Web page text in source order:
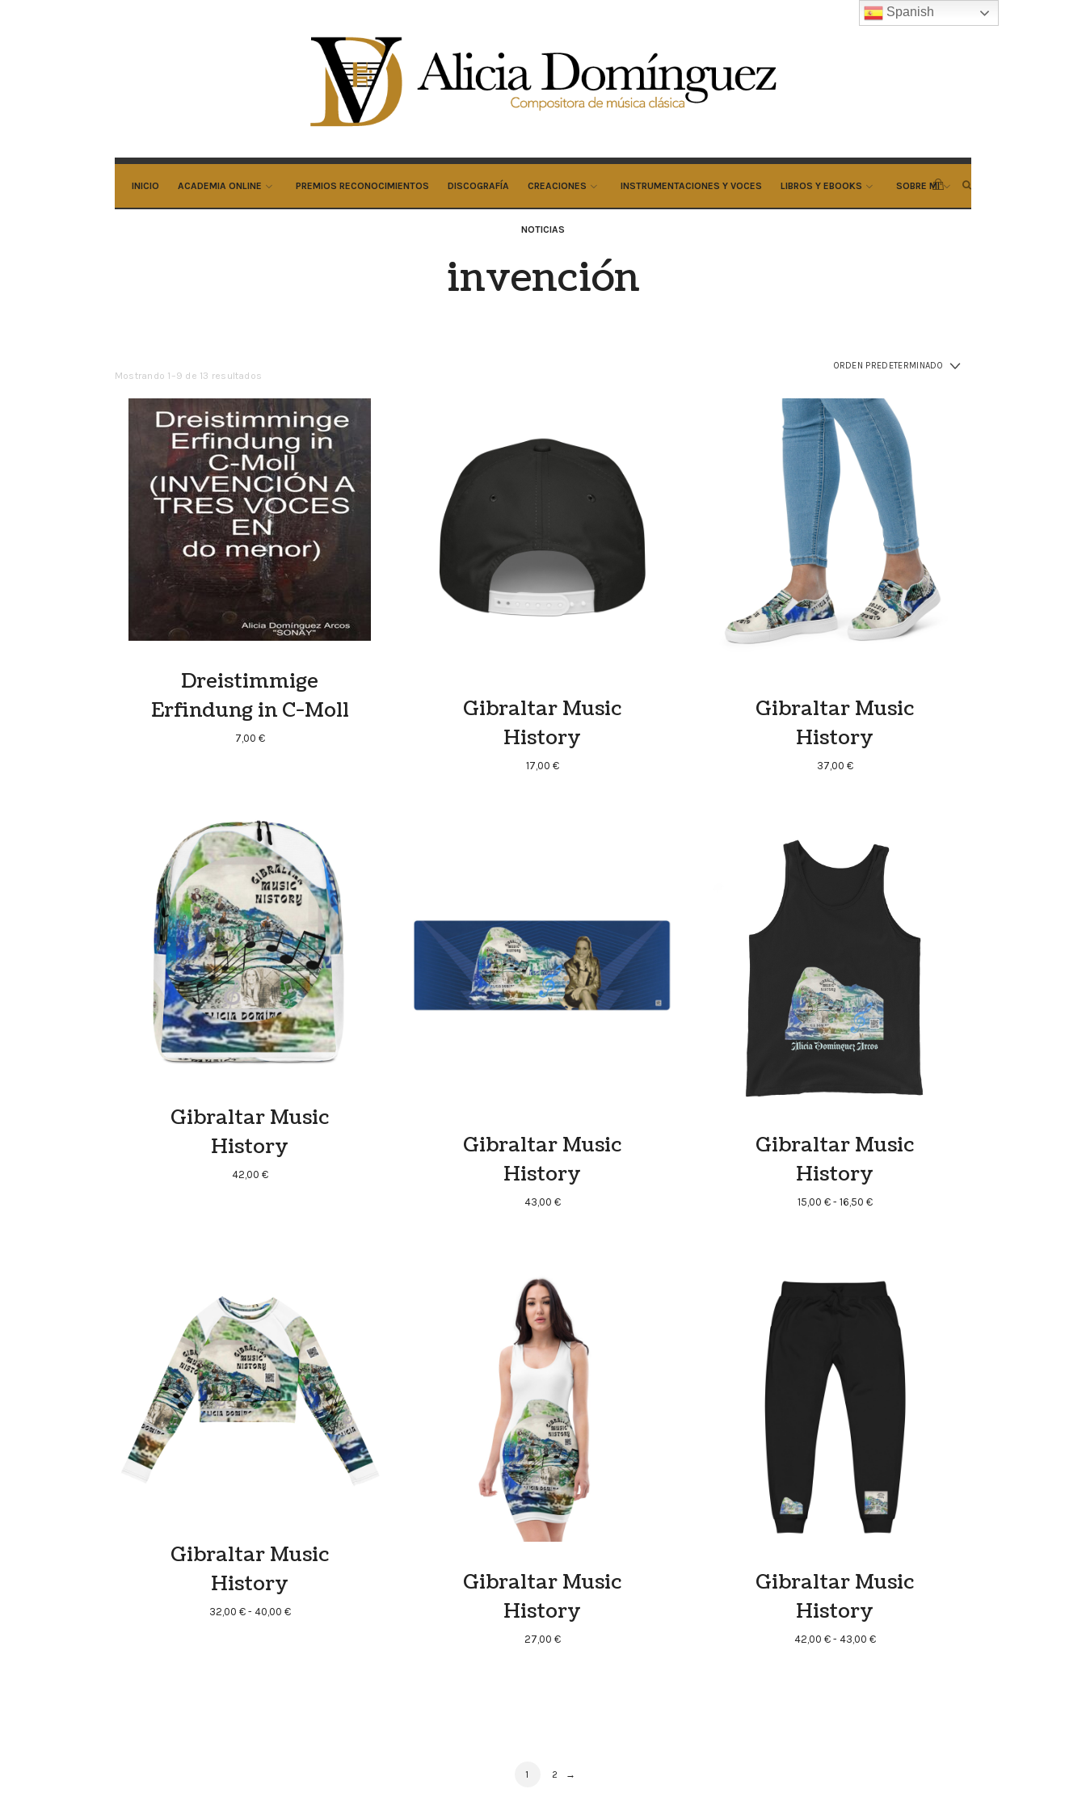
Alicia
Dominguez
Arcos
INICIO ACADEMIA ONLINE PREMIOS RECONOCIMIENTOS DISCOGRAFÍA CREACIONES INSTRUMENTACIONES Y VOCES LIBROS Y EBOOKS SOBRE MI
NOTICIAS
invención
Mostrando 1–9 de 13 resultados
Dreistimmige
Erfindung in C-Moll
7,00 €
Gibraltar Music
History
17,00 €
Gibraltar Music
History
37,00 €
Gibraltar Music
History
42,00 €
Gibraltar Music
History
43,00 €
Gibraltar Music
History
15,00 € - 16,50 €Rango
hasta
16,50 €
Gibraltar Music
History
32,00 € - 40,00 €Rango
Gibraltar Music
History
27,00 €
Gibraltar Music
History
42,00 € - 43,00 €Rango
PAGE
1 PAGE
2 →
Spanish